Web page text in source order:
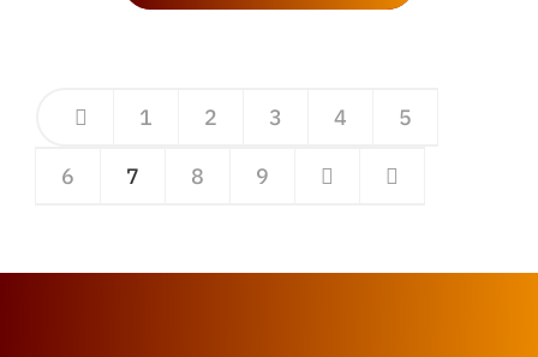
1 2 3 4 5
6 7 8 9